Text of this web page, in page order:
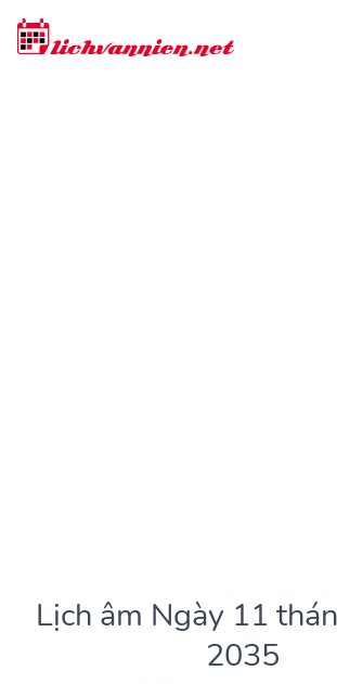
Lịch âm Ngày 11
2035